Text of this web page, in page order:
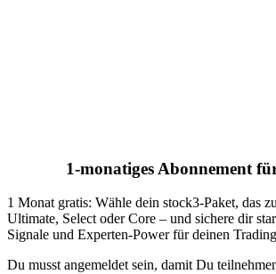
1-monatiges Abonnement
1 Monat gratis: Wähle dein stock3-Paket, das
Ultimate, Select oder Core – und sichere dir
Signale und Experten-Power für deinen
Du musst angemeldet sein, damit Du